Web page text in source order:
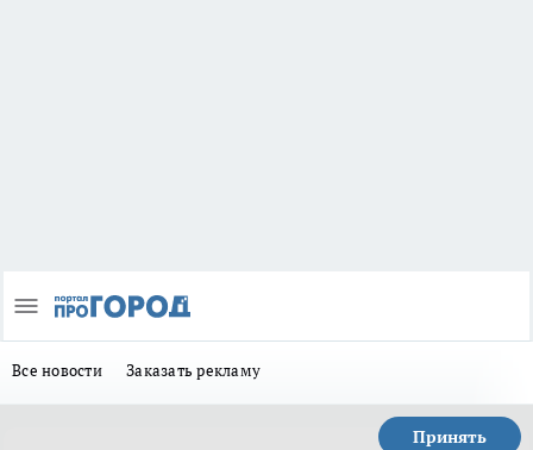
Все новости Заказать рекламу
Принять